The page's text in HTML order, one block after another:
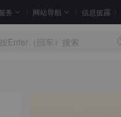
务 网站导航 信息披露